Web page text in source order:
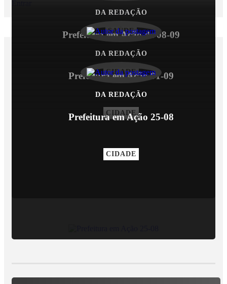
VEJA TAMBÉM
SAÚDE
DA REDAÇÃO
Prefeitura em Ação de 08-09
CIDADE
DA REDAÇÃO
Prefeitura em Ação 01-09
CIDADE
DA REDAÇÃO
Prefeitura em Ação 25-08
CIDADE